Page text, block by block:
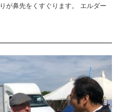
が鼻先をくすぐります。 エルダー